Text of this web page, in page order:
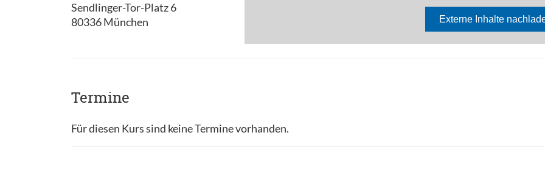
Sendlinger-Tor-Platz 6
80336 München
Termine
Für diesen Kurs sind keine Termine vorhanden.